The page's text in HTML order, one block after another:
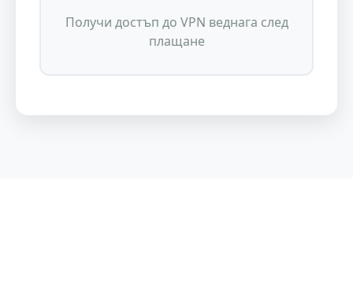
Получи достъп до VPN веднага след
плащане